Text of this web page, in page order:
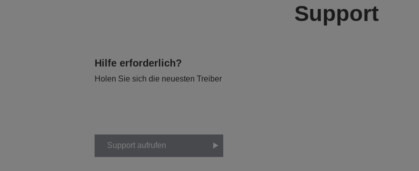
Support
Hilfe erforderlich?
Holen Sie sich die neuesten Treiber
Support aufrufen